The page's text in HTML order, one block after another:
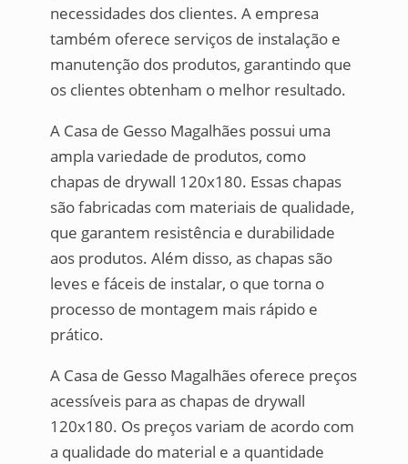
necessidades dos clientes. A empresa
também oferece serviços de instalação e
manutenção dos produtos, garantindo que
os clientes obtenham o melhor resultado.
A Casa de Gesso Magalhães possui uma
ampla variedade de produtos, como
chapas de drywall 120x180. Essas chapas
são fabricadas com materiais de qualidade,
que garantem resistência e durabilidade
aos produtos. Além disso, as chapas são
leves e fáceis de instalar, o que torna o
processo de montagem mais rápido e
prático.
A Casa de Gesso Magalhães oferece preços
acessíveis para as chapas de drywall
120x180. Os preços variam de acordo com
a qualidade do material e a quantidade